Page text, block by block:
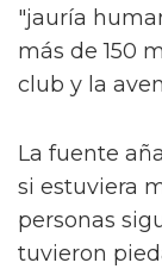
"jauría
más de 150
club y la
La fuente
si estuviera
personas
tuvieron